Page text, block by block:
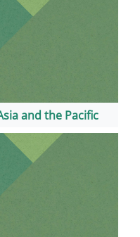
and the Pacific